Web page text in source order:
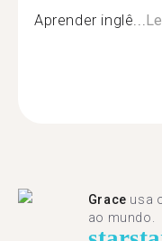
Aprender inglê...
Grace usa
ao mundo.